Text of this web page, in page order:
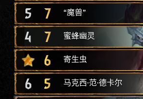
5 7 “魔兽”
4 7 蜜蜂幽灵
6 寄生虫
6 5 马克西·范·德卡尔